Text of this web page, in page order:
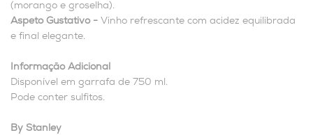
(morango e groselha).
Aspeto Gustativo - Vinho refrescante com acidez equilibrada
e final elegante.
Informação Adicional
Disponível em garrafa de 750 ml.
Pode conter sulfitos.
By Stanley